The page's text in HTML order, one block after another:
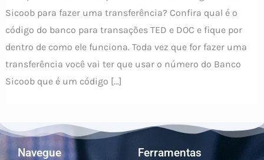
Sicoob para fazer uma transferência? Confira qual é o
código do banco para transações TED e DOC e fique por
dentro de como ele funciona. Toda vez que for fazer uma
transferência você vai ter que usar o número do Banco
Sicoob que é um código […]
Navegue Ferramentas